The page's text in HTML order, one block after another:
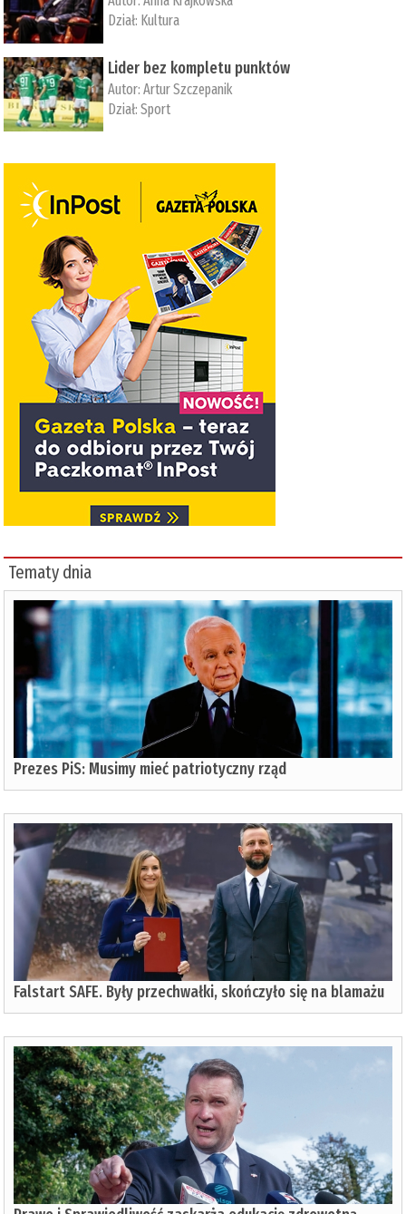
Dział: Kultura
Lider bez kompletu punktów
Autor:Artur Szczepanik
Dział:Sport
Tematy dnia
Prezes PiS: Musimy mieć patriotyczny rząd
Falstart SAFE. Były przechwałki, skończyło się na blamażu